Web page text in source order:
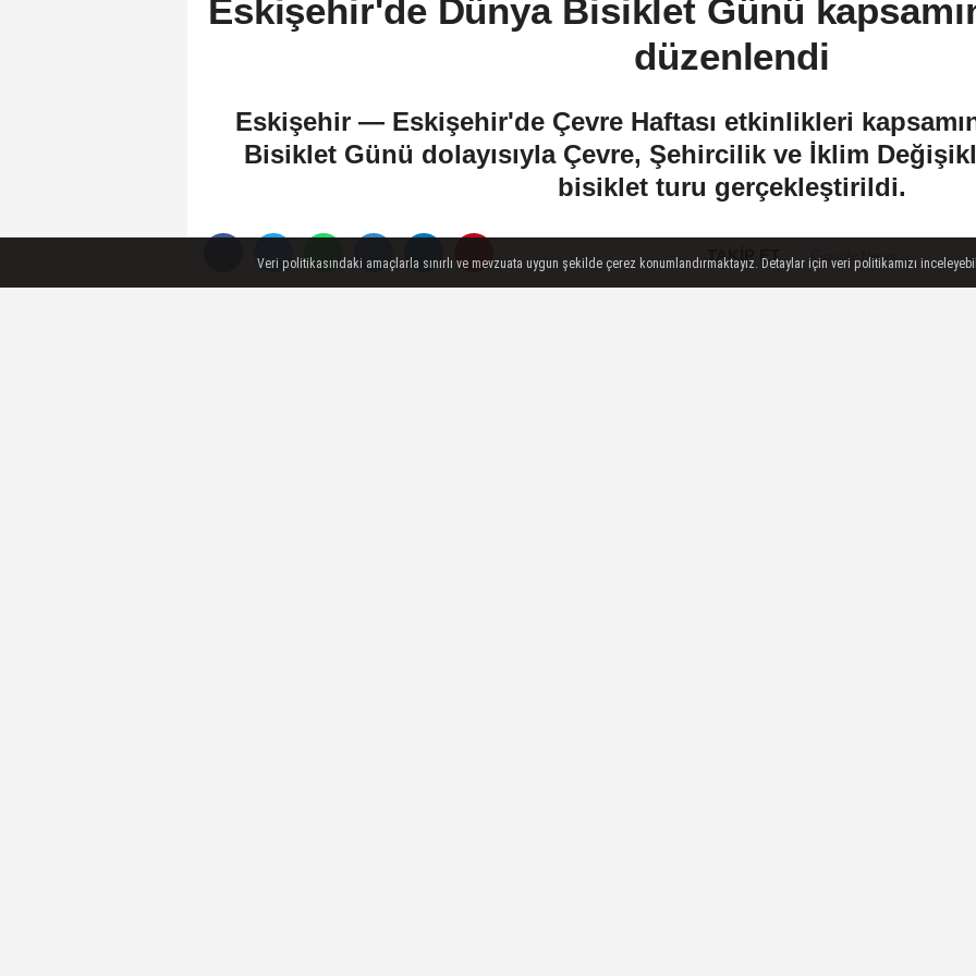
Eskişehir'de Dünya Bisiklet Günü
düzenlendi
Eskişehir — Eskişehir'de Çevre Haftası etkinlikleri
Bisiklet Günü dolayısıyla Çevre, Şehircilik ve İklim
bisiklet turu gerçekleştirildi.
TAKİP ET
Veri politikasındaki amaçlarla sınırlı ve mevzuata uygun şekilde çerez konumlandırmaktayız. Detaylar için veri politikamızı